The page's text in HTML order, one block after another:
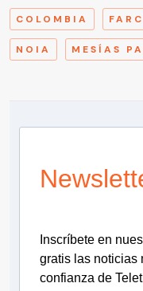
COLOMBIA FARC
NOIA MESÍAS
Inscríbete en
gratis las noticias
confianza de